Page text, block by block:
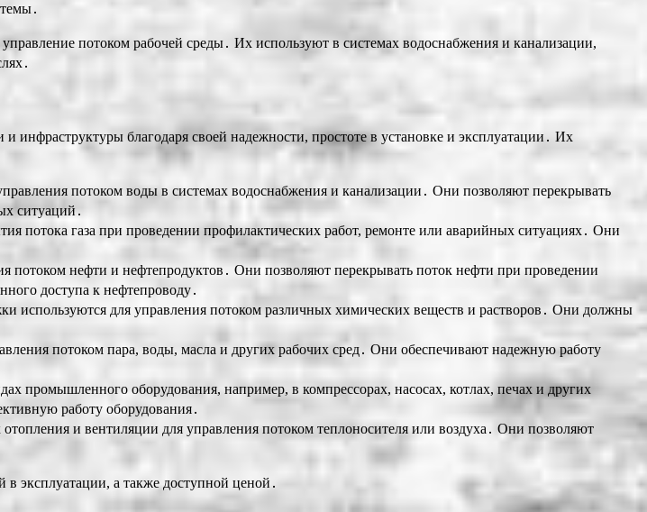
потоком рабочей среды․ Их используют в системах водоснабжения и канализации,
благодаря своей надежности, простоте в установке и эксплуатации․ Их
потоком воды в системах водоснабжения и канализации․ Они позволяют перекрывать
ситуаций․
потока газа при проведении профилактических работ, ремонте или аварийных ситуациях․ Они
потоком нефти и нефтепродуктов․ Они позволяют перекрывать поток нефти при проведении
доступа к нефтепроводу․
используются для управления потоком различных химических веществ и растворов․ Они должны
потоком пара, воды, масла и других рабочих сред․ Они обеспечивают надежную работу
промышленного оборудования, например, в компрессорах, насосах, котлах, печах и других
работу оборудования․
и вентиляции для управления потоком теплоносителя или воздуха․ Они позволяют
эксплуатации, а также доступной ценой․